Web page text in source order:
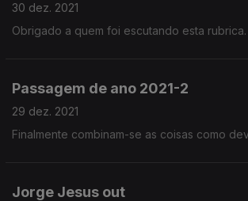
30 dez. 2021
Obrigado a quem foi escutando esta rubrica.
Passagem de ano 2021-2
29 dez. 2021
Finalmente combinam-se as coisas como
Jorge Jesus out